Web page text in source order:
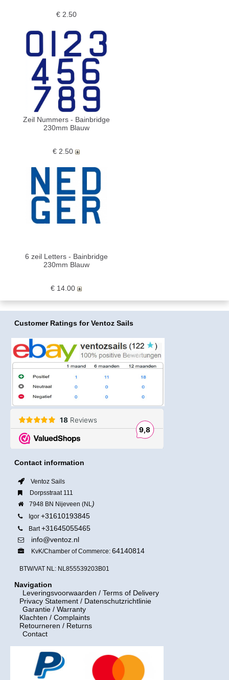
€ 2.50
Zeil Nummers - Bainbridge
230mm Blauw
€ 2.50
6 zeil Letters - Bainbridge
230mm Blauw
€ 14.00
Customer Ratings for Ventoz Sails
Contact information
Ventoz Sails
Dorpsstraat 111
7948 BN Nijeveen (NL )
Igor +31610193845
Bart+31645055465
info@ventoz.nl
KvK/Chamber of Commerce: 64140814
BTW/VAT NL: NL855539203B01
Navigation
Leveringsvoorwaarden / Terms of Delivery
Privacy Statement / Datenschutzrichtlinie
Garantie / Warranty
Klachten / Complaints
Retourneren / Returns
Contact